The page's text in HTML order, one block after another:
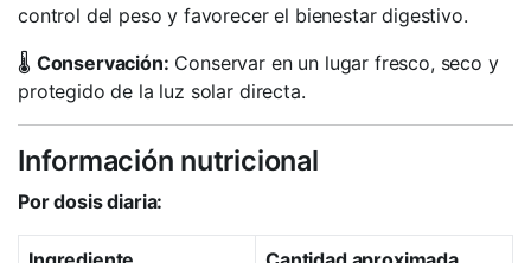
control del peso y favorecer el bienestar digestivo.
🌡️ Conservación: Conservar en un lugar fresco, seco y
protegido de la luz solar directa.
Información nutricional
Por dosis diaria: